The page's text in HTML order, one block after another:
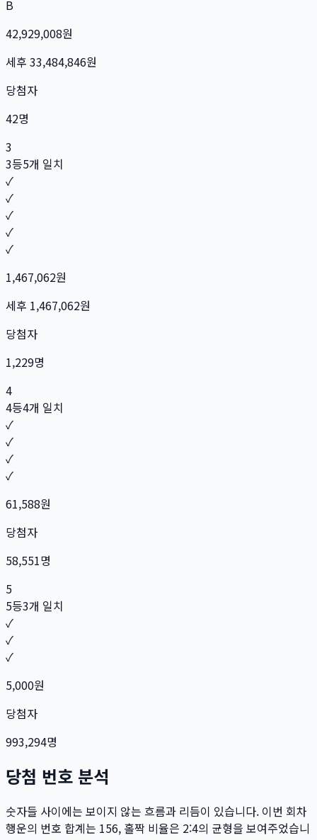
B
42,929,008원
세후 33,484,846원
당첨자
42명
3
3등5개 일치
✓
✓
✓
✓
✓
1,467,062원
세후 1,467,062원
당첨자
1,229명
4
4등4개 일치
✓
✓
✓
✓
61,588원
당첨자
58,551명
5
5등3개 일치
✓
✓
✓
5,000원
당첨자
993,294명
당첨 번호 분석
숫자들 사이에는 보이지 않는 흐름과 리듬이 있습니다. 이번 회차
행운의 번호 합계는 156, 홀짝 비율은 2:4의 균형을 보여주었습니